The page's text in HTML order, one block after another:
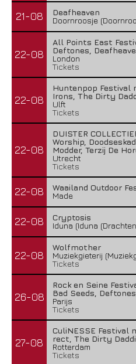
21-08
Deafheaven
Doornroosje
22-08
All Points East
Deftones,
London
Tickets
22-08
Huntenpop Festival
Irons, The Dirty
Ulft
Tickets
22-08
DUISTER
Worship,
Modder, Terzij De
Utrecht
Tickets
22-08
Waailand Outdoor
Made
22-08
Cryptosis
Iduna (Iduna
22-08
Wolfmother
Muziekgieterij
Tickets
26-08
Rock en Seine
Bad Seeds,
Parijs
Tickets
27-08
CuliNESSE Festival
rect, The Dirty
Rotterdam
Tickets